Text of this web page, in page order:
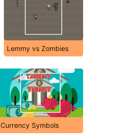
Lemmy vs Zombies
Currency Symbols